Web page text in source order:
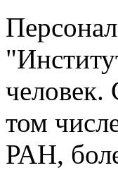
человек.
том
РАН,